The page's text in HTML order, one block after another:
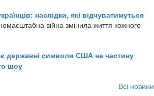
наслідки, які відчуватимуться
війна змінила життя кожного
державні символи США на частину
шоу
Всі новини